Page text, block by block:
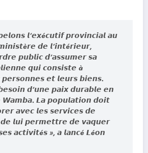
𝙡’𝙚𝙭é𝙘𝙪𝙩𝙞𝙛 𝙥𝙧𝙤𝙫𝙞𝙣𝙘𝙞𝙖𝙡 𝙖𝙪
𝙙𝙚 𝙡’𝙞𝙣𝙩é𝙧𝙞𝙚𝙪𝙧,
𝙥𝙪𝙗𝙡𝙞𝙘 𝙙’𝙖𝙨𝙨𝙪𝙢𝙚𝙧 𝙨𝙖
𝙦𝙪𝙞 𝙘𝙤𝙣𝙨𝙞𝙨𝙩𝙚 à
𝙥𝙚𝙧𝙨𝙤𝙣𝙣𝙚𝙨 𝙚𝙩 𝙡𝙚𝙪𝙧𝙨 𝙗𝙞𝙚𝙣𝙨.
𝙙’𝙪𝙣𝙚 𝙥𝙖𝙞𝙭 𝙙𝙪𝙧𝙖𝙗𝙡𝙚 𝙚𝙣
𝙒𝙖𝙢𝙗𝙖. 𝙇𝙖 𝙥𝙤𝙥𝙪𝙡𝙖𝙩𝙞𝙤𝙣 𝙙𝙤𝙞𝙩
𝙖𝙫𝙚𝙘 𝙡𝙚𝙨 𝙨𝙚𝙧𝙫𝙞𝙘𝙚𝙨 𝙙𝙚
𝙙𝙚 𝙡𝙪𝙞 𝙥𝙚𝙧𝙢𝙚𝙩𝙩𝙧𝙚 𝙙𝙚 𝙫𝙖𝙦𝙪𝙚𝙧
𝙖𝙘𝙩𝙞𝙫𝙞𝙩é𝙨 », 𝙖 𝙡𝙖𝙣𝙘é 𝙇é𝙤𝙣